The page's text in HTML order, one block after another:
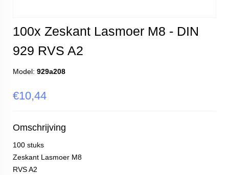
100x Zeskant Lasmoer M8 - DIN
929 RVS A2
Model: 929a208
€10,44
Omschrijving
100 stuks
Zeskant Lasmoer M8
RVS A2